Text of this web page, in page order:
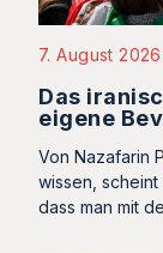
7. August 2026
Das
eigene
Von Nazafarin
wissen,
dass man mit